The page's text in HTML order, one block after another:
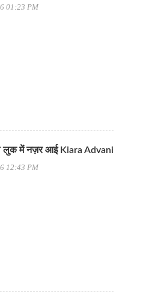
01:23 PM
लुक में नज़र आई Kiara Advani
12:43 PM